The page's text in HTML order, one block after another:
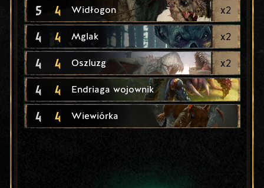
5 4 Widłogon x2
4 4 Mglak x2
4 4 Oszluzg x2
4 4 Endriaga wojownik
4 4 Wiewiórka